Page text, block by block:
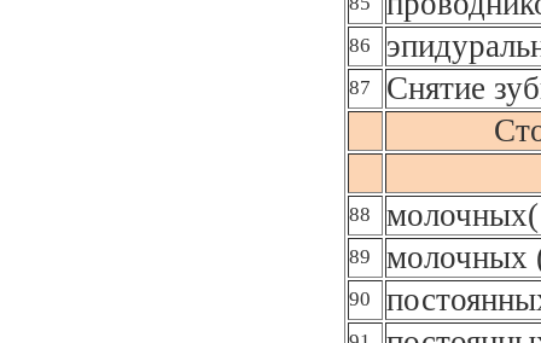
86
87
Снятие
88
89 молочных
90